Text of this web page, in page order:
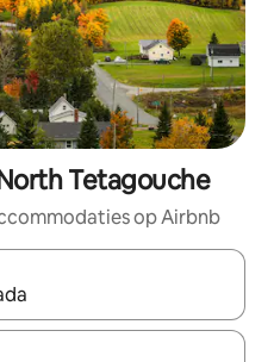
Tetagouche
op Airbnb
zijn, maak je een keuze